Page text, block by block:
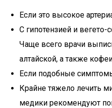
Если это высокое
С гипотензией и
Чаще всего врачи
алтайской, а также
Если подобные
Крайне тяжело лечить
медики рекомендуют